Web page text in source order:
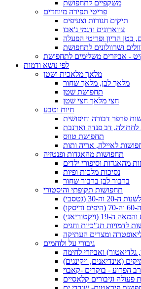
משקפיים לתחפושת
פריטי תפירה מיוחדים
תיקים חגורות וצעיפים
צווארונים ודגמי ג'אבו
בטן הריון ופריטי הפעלה
ושרוולונים לתחפושת
- אביזרים משלימים לתחפושת
לפי נושא ודמות
מלאך מלאכית ושטן
מלאך לבן, מלאך שחור
תחפושת שטן
חצי מלאך חצי שטן
חיות וטבע
פרפר דבורה וחיפושית
דב פנדה וארנבת
תחפושת טווס
לאיילה, אריה ותות
תחפושות מהאגדות ופנטזיה
מהאגדות וסיפורי ילדים
נסיכות מלכות ופיות
ברבור לבן ברבור שחור
תחפושות תקופתי והיסטורי
וה-30 (גטסבי)
ה-19 (ויקטוריאני)
לדמויות תנ"כיות וחגים
ומצרים העתיקה
גיבורי על ולוחמים
ואביזרי לחימה
(אינדיאנים, ויקינגים)
הפרוע - בוקרים -קאבוי
פעולה וגיבורים קלאסיים